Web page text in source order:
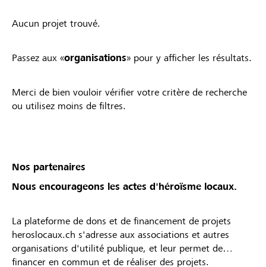
Aucun projet trouvé.
Passez aux «organisations» pour y afficher les résultats.
Merci de bien vouloir vérifier votre critère de recherche
ou utilisez moins de filtres.
Nos partenaires
Nous encourageons les actes d'héroïsme locaux.
La plateforme de dons et de financement de projets
heroslocaux.ch s'adresse aux associations et autres
organisations d'utilité publique, et leur permet de
financer en commun et de réaliser des projets.